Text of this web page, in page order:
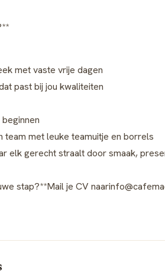
met vaste vrije dagen
past bij jou kwaliteiten
team met leuke teamuitje en borrels
elk gerecht straalt door smaak,
stap?**Mail je CV